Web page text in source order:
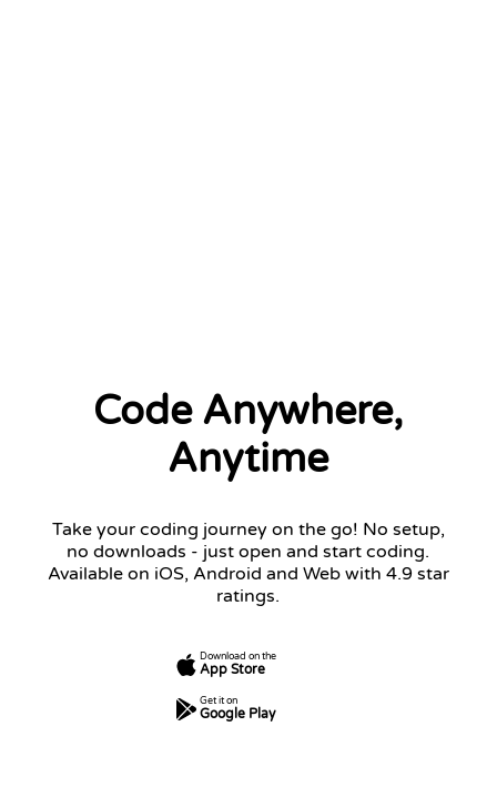
Code Anywhere,
Anytime
Take your coding journey on the go! No setup,
no downloads - just open and start coding.
Available on iOS, Android and Web with 4.9 star
ratings.
Download on the
App Store
Get it on
Google Play